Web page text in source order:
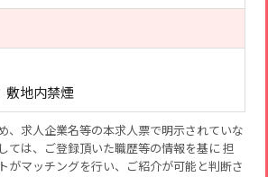
敷地内禁煙
、求人企業名等の本求人票で明示されていな
ては、ご登録頂いた職歴等の情報を基に 担
がマッチングを行い、ご紹介が可能と判断さ